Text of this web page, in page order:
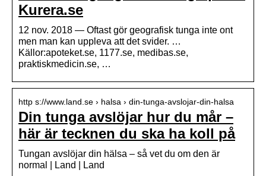
Kurera.se
12 nov. 2018 — Oftast gör geografisk tunga inte ont
men man kan uppleva att det svider. …
Källor:apoteket.se, 1177.se, medibas.se,
praktiskmedicin.se, …
http s://www.land.se › halsa › din-tunga-avslojar-din-halsa
Din tunga avslöjar hur du mår –
här är tecknen du ska ha koll på
Tungan avslöjar din hälsa – så vet du om den är
normal | Land | Land